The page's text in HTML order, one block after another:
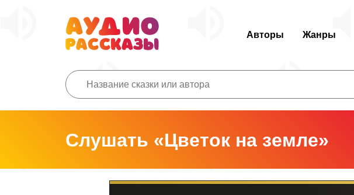
Авторы Жанры
Слушать «Цветок на земле»